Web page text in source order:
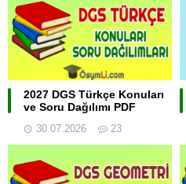
2027 DGS Türkçe Konuları
ve Soru Dağılımı PDF
30.07.2026 23